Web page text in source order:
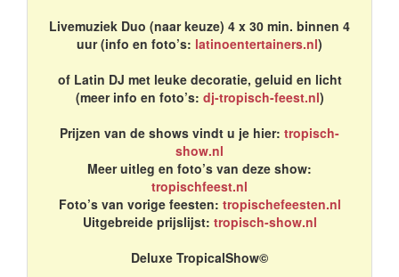
Livemuziek Duo (naar keuze) 4 x 30 min. binnen 4
uur (info en foto’s: latinoentertainers.nl)
of Latin DJ met leuke decoratie, geluid en licht
(meer info en foto’s: dj-tropisch-feest.nl)
Prijzen van de shows vindt u je hier: tropisch-
show.nl
Meer uitleg en foto’s van deze show:
tropischfeest.nl
Foto’s van vorige feesten: tropischefeesten.nl
Uitgebreide prijslijst: tropisch-show.nl
Deluxe TropicalShow©